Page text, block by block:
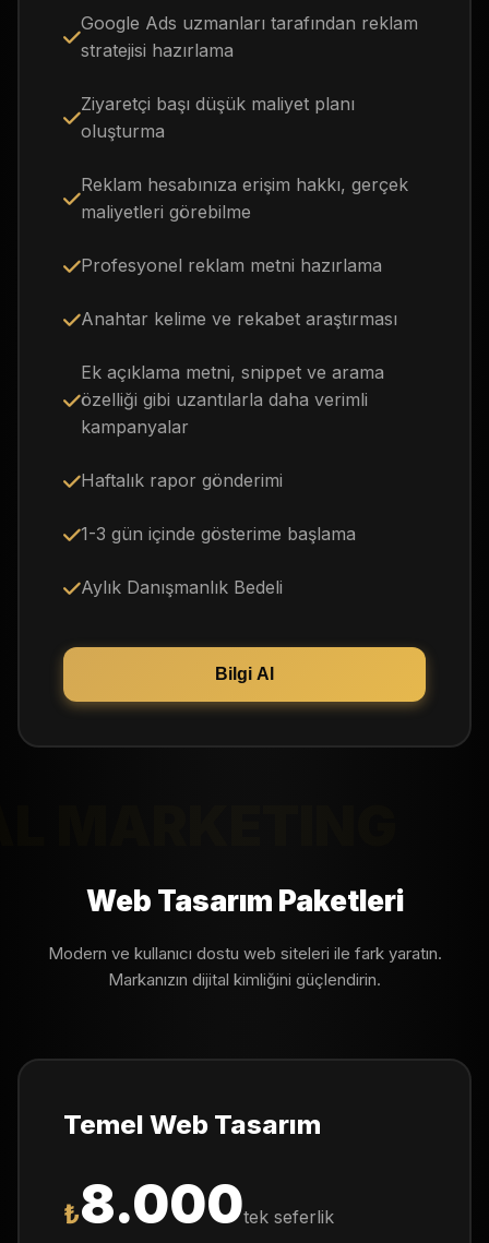
Google Ads uzmanları tarafından reklam
stratejisi hazırlama
Ziyaretçi başı düşük maliyet planı
oluşturma
Reklam hesabınıza erişim hakkı, gerçek
maliyetleri görebilme
Profesyonel reklam metni hazırlama
Anahtar kelime ve rekabet araştırması
Ek açıklama metni, snippet ve arama
özelliği gibi uzantılarla daha verimli
kampanyalar
Haftalık rapor gönderimi
1-3 gün içinde gösterime başlama
Aylık Danışmanlık Bedeli
Bilgi Al
Web Tasarım Paketleri
Modern ve kullanıcı dostu web siteleri ile fark yaratın.
Markanızın dijital kimliğini güçlendirin.
Temel Web Tasarım
₺8.000tek seferlik